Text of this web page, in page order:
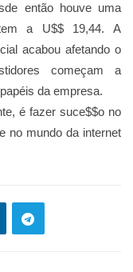
então houve uma
a U$$ 19,44. A
acabou afetando o
começam a
da empresa.
é fazer suce$$o no
no mundo da internet